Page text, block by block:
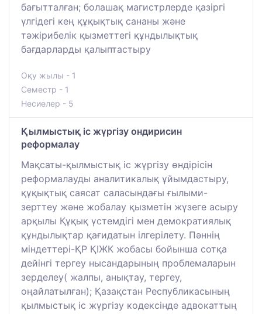
бағытталған; болашақ магистрлерде қазіргі
үлгідегі кең құқықтық сананы және
тәжірибелік қызметтегі құндылықтық
бағдарларды қалыптастыру
Оқу жылы - 1
Семестр - 1
Несиелер - 5
Қылмыстық іс жүргізу ондирисин
реформалау
Мақсаты-қылмыстық іс жүргізу өндірісін
реформалауды аналитикалық ұйымдастыру,
құқықтық саясат саласындағы ғылыми-
зерттеу және жобалау қызметін жүзеге асыру
арқылы Құқық үстемдігі мен демократиялық
құндылықтар қағидатын ілгерілету. Пәннің
міндеттері-ҚР ҚІЖК жобасы бойынша сотқа
дейінгі тергеу нысандарының проблемаларын
зерделеу( жалпы, анықтау, тергеу,
оңайлатылған); Қазақстан Республикасының
қылмыстық іс жүргізу кодексінде адвокаттың